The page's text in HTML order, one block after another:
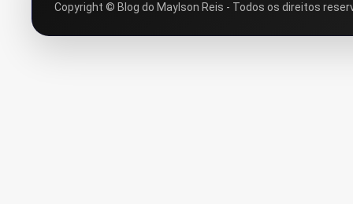
Copyright © Blog do Maylson Reis - Todos os direitos